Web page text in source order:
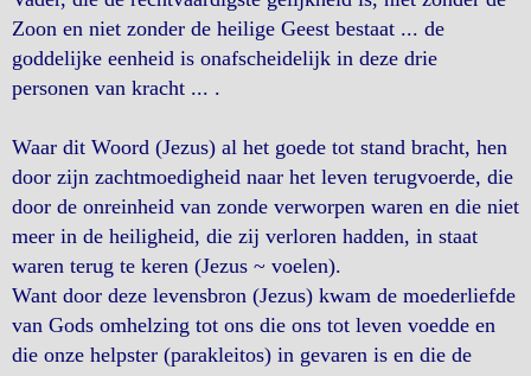
Zoon en niet zonder de heilige Geest bestaat ... de
goddelijke eenheid is onafscheidelijk in deze drie
personen van kracht ... .
Waar dit Woord (Jezus) al het goede tot stand bracht, hen
door zijn zachtmoedigheid naar het leven terugvoerde, die
door de onreinheid van zonde verworpen waren en die niet
meer in de heiligheid, die zij verloren hadden, in staat
waren terug te keren (Jezus ~ voelen).
Want door deze levensbron (Jezus) kwam de moederliefde
van Gods omhelzing tot ons die ons tot leven voedde en
die onze helpster (parakleitos) in gevaren is en die de